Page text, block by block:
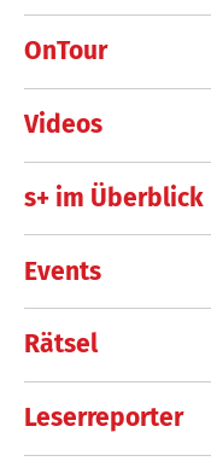
OnTour
Videos
s+ im Überblick
Events
Rätsel
Leserreporter